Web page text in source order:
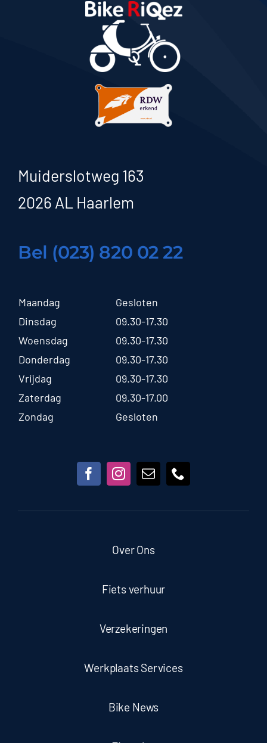
Muiderslotweg 163
2026 AL Haarlem
Bel (023) 820 02 22
Maandag
Gesloten
Dinsdag
09.30-17.30
Woensdag
09.30-17.30
Donderdag
09.30-17.30
Vrijdag
09.30-17.30
Zaterdag
09.30-17.00
Zondag
Gesloten
Over Ons
Fiets verhuur
Verzekeringen
Werkplaats Services
Bike News